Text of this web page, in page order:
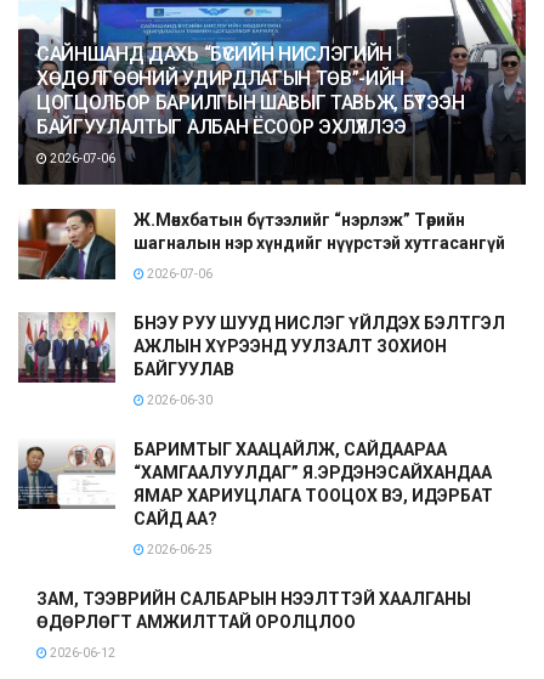
САЙНШАНД ДАХЬ “БҮСИЙН НИСЛЭГИЙН
ХӨДӨЛГӨӨНИЙ УДИРДЛАГЫН ТӨВ”-ИЙН
ЦОГЦОЛБОР БАРИЛГЫН ШАВЫГ ТАВЬЖ, БҮТЭЭН
БАЙГУУЛАЛТЫГ АЛБАН ЁСООР ЭХЛҮҮЛЛЭЭ
2026-07-06
Ж.Мөнхбатын бүтээлийг “нэрлэж” Төрийн
шагналын нэр хүндийг нүүрстэй хутгасангүй
2026-07-06
БНЭУ РУУ ШУУД НИСЛЭГ ҮЙЛДЭХ БЭЛТГЭЛ
АЖЛЫН ХҮРЭЭНД УУЛЗАЛТ ЗОХИОН
БАЙГУУЛАВ
2026-06-30
БАРИМТЫГ ХААЦАЙЛЖ, САЙДААРАА
“ХАМГААЛУУЛДАГ” Я.ЭРДЭНЭСАЙХАНДАА
ЯМАР ХАРИУЦЛАГА ТООЦОХ ВЭ, ИДЭРБАТ
САЙД АА?
2026-06-25
ЗАМ, ТЭЭВРИЙН САЛБАРЫН НЭЭЛТТЭЙ ХААЛГАНЫ
ӨДӨРЛӨГТ АМЖИЛТТАЙ ОРОЛЦЛОО
2026-06-12